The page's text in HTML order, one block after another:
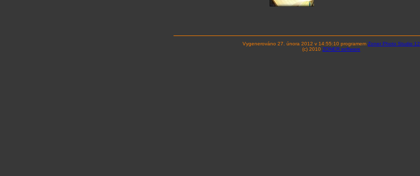
Vygenerováno 27. února 2012 v 14:55:10 programem Zoner Photo Studio 12
(c) 2010 ZONER software